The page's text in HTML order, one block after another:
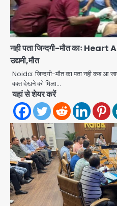
नही पता जिन्दगी-मौत काः
उद्यमी,मौत
Noida: जिन्दगी-मौत का पता नही कब आ
वक्त देखने को मिला…
यहां से शेयर करें
2
Noida
Notice:
बिना
8वीं की
भेजा नोटिस
Avinash
3
Rahul
राहुल गांधी
बेटी
सिर्फ 5 हजार
Avinash